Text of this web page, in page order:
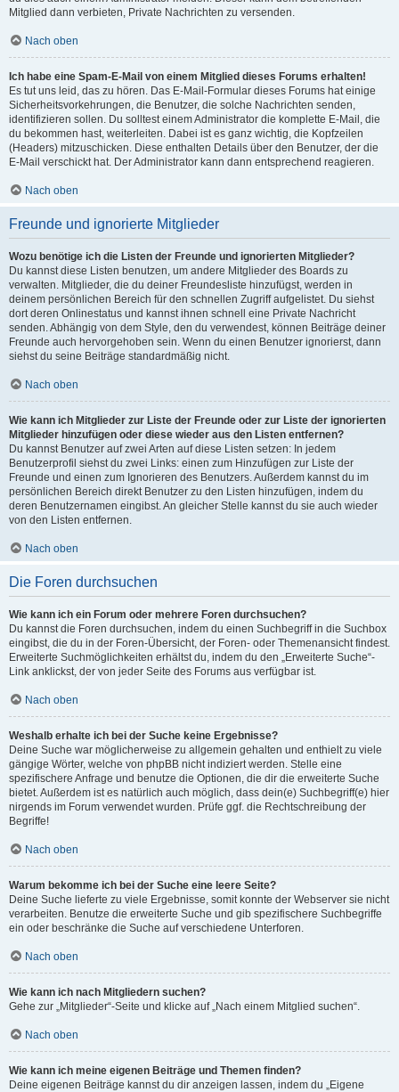
Mitglied dann verbieten, Private Nachrichten zu versenden.
Nach oben
Ich habe eine Spam-E-Mail von einem Mitglied dieses Forums erhalten!
Es tut uns leid, das zu hören. Das E-Mail-Formular dieses Forums hat einige
Sicherheitsvorkehrungen, die Benutzer, die solche Nachrichten senden,
identifizieren sollen. Du solltest einem Administrator die komplette E-Mail, die
du bekommen hast, weiterleiten. Dabei ist es ganz wichtig, die Kopfzeilen
(Headers) mitzuschicken. Diese enthalten Details über den Benutzer, der die
E-Mail verschickt hat. Der Administrator kann dann entsprechend reagieren.
Nach oben
Freunde und ignorierte Mitglieder
Wozu benötige ich die Listen der Freunde und ignorierten Mitglieder?
Du kannst diese Listen benutzen, um andere Mitglieder des Boards zu
verwalten. Mitglieder, die du deiner Freundesliste hinzufügst, werden in
deinem persönlichen Bereich für den schnellen Zugriff aufgelistet. Du siehst
dort deren Onlinestatus und kannst ihnen schnell eine Private Nachricht
senden. Abhängig von dem Style, den du verwendest, können Beiträge deiner
Freunde auch hervorgehoben sein. Wenn du einen Benutzer ignorierst, dann
siehst du seine Beiträge standardmäßig nicht.
Nach oben
Wie kann ich Mitglieder zur Liste der Freunde oder zur Liste der ignorierten
Mitglieder hinzufügen oder diese wieder aus den Listen entfernen?
Du kannst Benutzer auf zwei Arten auf diese Listen setzen: In jedem
Benutzerprofil siehst du zwei Links: einen zum Hinzufügen zur Liste der
Freunde und einen zum Ignorieren des Benutzers. Außerdem kannst du im
persönlichen Bereich direkt Benutzer zu den Listen hinzufügen, indem du
deren Benutzernamen eingibst. An gleicher Stelle kannst du sie auch wieder
von den Listen entfernen.
Nach oben
Die Foren durchsuchen
Wie kann ich ein Forum oder mehrere Foren durchsuchen?
Du kannst die Foren durchsuchen, indem du einen Suchbegriff in die Suchbox
eingibst, die du in der Foren-Übersicht, der Foren- oder Themenansicht findest.
Erweiterte Suchmöglichkeiten erhältst du, indem du den „Erweiterte Suche“-
Link anklickst, der von jeder Seite des Forums aus verfügbar ist.
Nach oben
Weshalb erhalte ich bei der Suche keine Ergebnisse?
Deine Suche war möglicherweise zu allgemein gehalten und enthielt zu viele
gängige Wörter, welche von phpBB nicht indiziert werden. Stelle eine
spezifischere Anfrage und benutze die Optionen, die dir die erweiterte Suche
bietet. Außerdem ist es natürlich auch möglich, dass dein(e) Suchbegriff(e) hier
nirgends im Forum verwendet wurden. Prüfe ggf. die Rechtschreibung der
Begriffe!
Nach oben
Warum bekomme ich bei der Suche eine leere Seite?
Deine Suche lieferte zu viele Ergebnisse, somit konnte der Webserver sie nicht
verarbeiten. Benutze die erweiterte Suche und gib spezifischere Suchbegriffe
ein oder beschränke die Suche auf verschiedene Unterforen.
Nach oben
Wie kann ich nach Mitgliedern suchen?
Gehe zur „Mitglieder“-Seite und klicke auf „Nach einem Mitglied suchen“.
Nach oben
Wie kann ich meine eigenen Beiträge und Themen finden?
Deine eigenen Beiträge kannst du dir anzeigen lassen, indem du „Eigene